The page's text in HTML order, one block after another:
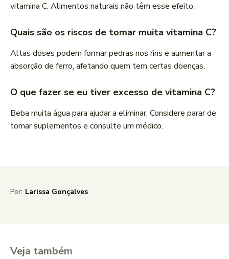
vitamina C. Alimentos naturais não têm esse efeito.
Quais são os riscos de tomar muita vitamina C?
Altas doses podem formar pedras nos rins e aumentar a
absorção de ferro, afetando quem tem certas doenças.
O que fazer se eu tiver excesso de vitamina C?
Beba muita água para ajudar a eliminar. Considere parar de
tomar suplementos e consulte um médico.
Por: Larissa Gonçalves
Veja também